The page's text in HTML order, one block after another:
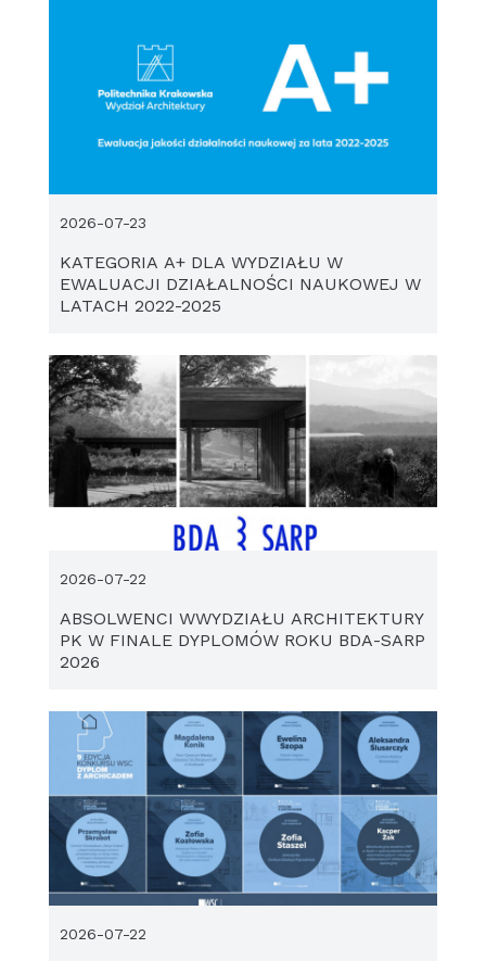
KATEGORIA A+ DLA WYDZIAŁU W
EWALUACJI DZIAŁALNOŚCI NAUKOWEJ W
LATACH 2022-2025
2026-07-23
ABSOLWENCI WWYDZIAŁU ARCHITEKTURY
PK W FINALE DYPLOMÓW ROKU BDA-SARP
2026
2026-07-22
2026-07-22